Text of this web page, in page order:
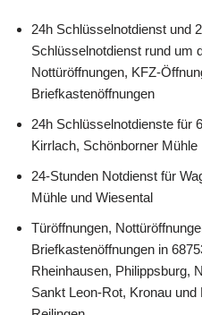
24h Schlüsselnotdienst und
Schlüsselnotdienst rund um
Nottüröffnungen, KFZ-
Briefkastenöffnungen
24h Schlüsselnotdienste für
Kirrlach, Schönborner Mühle
24-Stunden Notdienst für
Mühle und Wiesental
Türöffnungen,
Briefkastenöffnungen in
Rheinhausen, Philippsburg,
Sankt Leon-Rot, Kronau